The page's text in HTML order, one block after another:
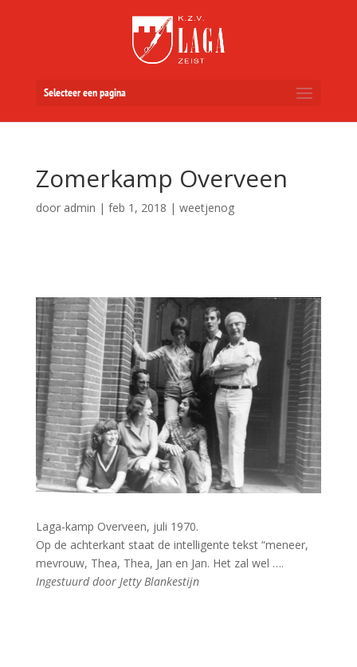
Selecteer een pagina
Zomerkamp Overveen
door admin | feb 1, 2018 | weetjenog
Laga-kamp Overveen, juli 1970.
Op de achterkant staat de intelligente tekst “meneer,
mevrouw, Thea, Thea, Jan en Jan. Het zal wel ….
Ingestuurd door Jetty Blankestijn